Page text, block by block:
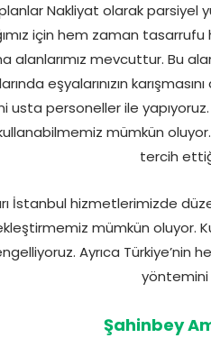
Nakliyat olarak parsiyel
için hem zaman
alanlarımız mevcuttur. Bu
eşyalarınızın
usta personeller ile
mümkün
tercih
İstanbul hizmetlerimizde
mümkün oluyor.
Ayrıca
yöntemini
Şahinbey